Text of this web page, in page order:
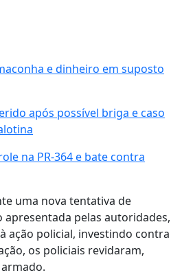
e dinheiro em suposto
após possível briga e caso
na PR-364 e bate contra
uma nova tentativa de
apresentada pelas autoridades,
ação policial, investindo contra
os policiais revidaram,